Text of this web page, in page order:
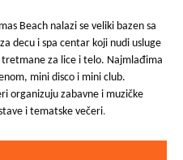
Beach nalazi se veliki bazen sa
decu i spa centar koji nudi usluge
za lice i telo. Najmlađima
mini disco i mini club.
organizuju zabavne i muzičke
i tematske večeri.